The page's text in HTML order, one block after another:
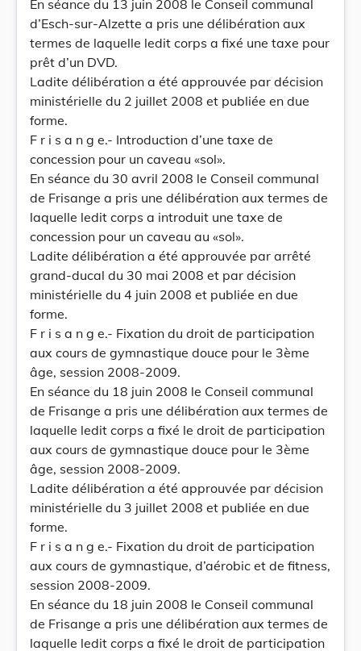
En séance du 13 juin 2008 le Conseil communal
d’Esch-sur-Alzette a pris une délibération aux
termes de laquelle ledit corps a fixé une taxe pour
prêt d’un DVD.
Ladite délibération a été approuvée par décision
ministérielle du 2 juillet 2008 et publiée en due
forme.
F r i s a n g e.- Introduction d’une taxe de
concession pour un caveau «sol».
En séance du 30 avril 2008 le Conseil communal
de Frisange a pris une délibération aux termes de
laquelle ledit corps a introduit une taxe de
concession pour un caveau au «sol».
Ladite délibération a été approuvée par arrêté
grand-ducal du 30 mai 2008 et par décision
ministérielle du 4 juin 2008 et publiée en due
forme.
F r i s a n g e.- Fixation du droit de participation
aux cours de gymnastique douce pour le 3ème
âge, session 2008-2009.
En séance du 18 juin 2008 le Conseil communal
de Frisange a pris une délibération aux termes de
laquelle ledit corps a fixé le droit de participation
aux cours de gymnastique douce pour le 3ème
âge, session 2008-2009.
Ladite délibération a été approuvée par décision
ministérielle du 3 juillet 2008 et publiée en due
forme.
F r i s a n g e.- Fixation du droit de participation
aux cours de gymnastique, d’aérobic et de fitness,
session 2008-2009.
En séance du 18 juin 2008 le Conseil communal
de Frisange a pris une délibération aux termes de
laquelle ledit corps a fixé le droit de participation